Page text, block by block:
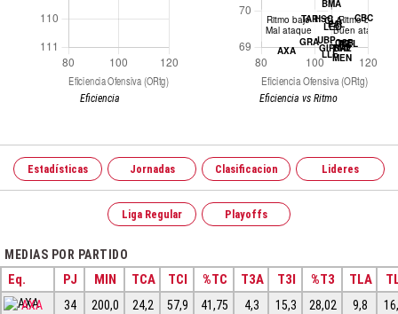
Eficiencia Eficiencia vs Ritmo
Estadísticas Jornadas Clasificacion Lideres
Liga Regular Playoffs
MEDIAS POR PARTIDO
Eq. PJ MIN TCA TCI %TC T3A T3I %T3 TLA
AXA 34 200,0 24,2 57,9 41,75 4,3 15,3 28,02 9,8